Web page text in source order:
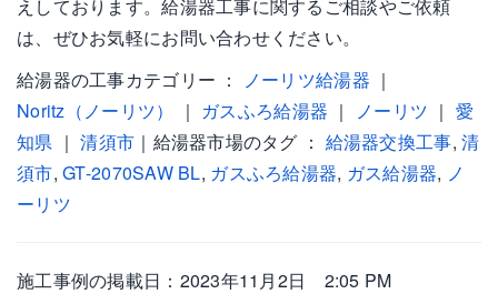
えしております。給湯器工事に関するご相談やご依頼
は、ぜひお気軽にお問い合わせください。
給湯器の工事カテゴリー ：
ノーリツ給湯器 ｜
Noritz（ノーリツ）
｜ ガスふろ給湯器 ｜ ノーリツ ｜ 愛
知県 ｜清須市 ｜給湯器市場のタグ ： 給湯器交換工事,清
須市,GT-2070SAW BL, ガスふろ給湯器, ガス給湯器, ノ
ーリツ
施工事例の掲載日：2023年11月2日 2:05 PM